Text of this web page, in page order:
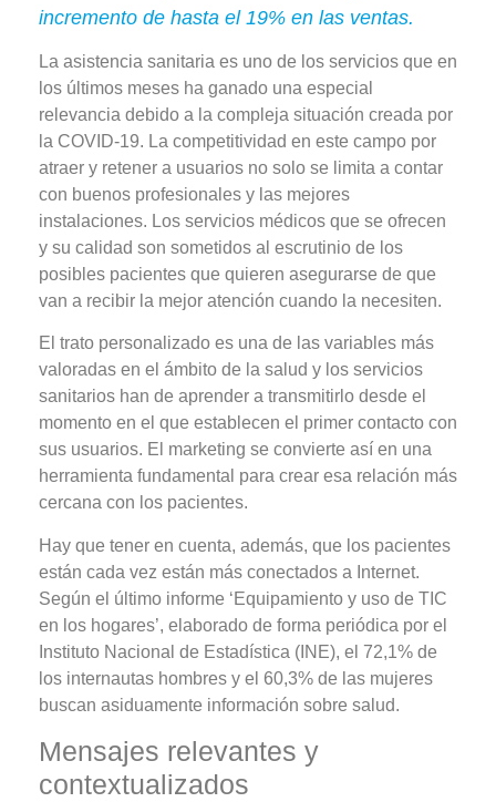
incremento de hasta el 19% en las ventas.
La asistencia sanitaria es uno de los servicios que en
los últimos meses ha ganado una especial
relevancia debido a la compleja situación creada por
la COVID-19. La competitividad en este campo por
atraer y retener a usuarios no solo se limita a contar
con buenos profesionales y las mejores
instalaciones. Los servicios médicos que se ofrecen
y su calidad son sometidos al escrutinio de los
posibles pacientes que quieren asegurarse de que
van a recibir la mejor atención cuando la necesiten.
El trato personalizado es una de las variables más
valoradas en el ámbito de la salud y los servicios
sanitarios han de aprender a transmitirlo desde el
momento en el que establecen el primer contacto con
sus usuarios. El marketing se convierte así en una
herramienta fundamental para crear esa relación más
cercana con los pacientes.
Hay que tener en cuenta, además, que los pacientes
están cada vez están más conectados a Internet.
Según el último informe ‘Equipamiento y uso de TIC
en los hogares’, elaborado de forma periódica por el
Instituto Nacional de Estadística (INE), el 72,1% de
los internautas hombres y el 60,3% de las mujeres
buscan asiduamente información sobre salud.
Mensajes relevantes y
contextualizados